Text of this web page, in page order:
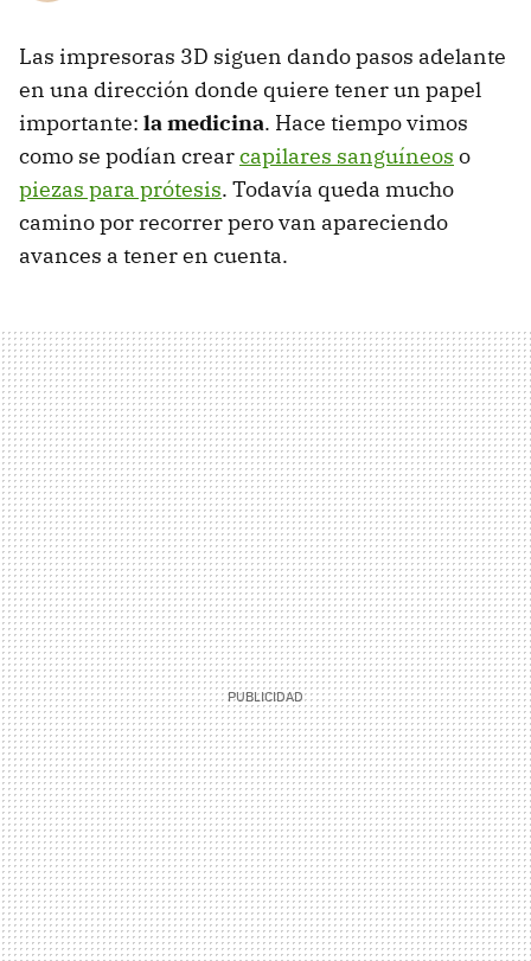
Las impresoras 3D siguen dando pasos adelante
en una dirección donde quiere tener un papel
importante: la medicina. Hace tiempo vimos
como se podían crearcapilares sanguíneos o
piezas para prótesis. Todavía queda mucho
camino por recorrer pero van apareciendo
avances a tener en cuenta.